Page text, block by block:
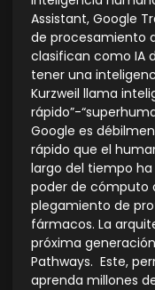
Assistant, Google
de procesamiento
clasifican como IA
tener una
Kurzweil llama
rápido”-
Google es
rápido que el
largo del tiempo
poder de cómputo
plegamiento de
fármacos. La
próxima
Pathways. Este,
aprenda millones